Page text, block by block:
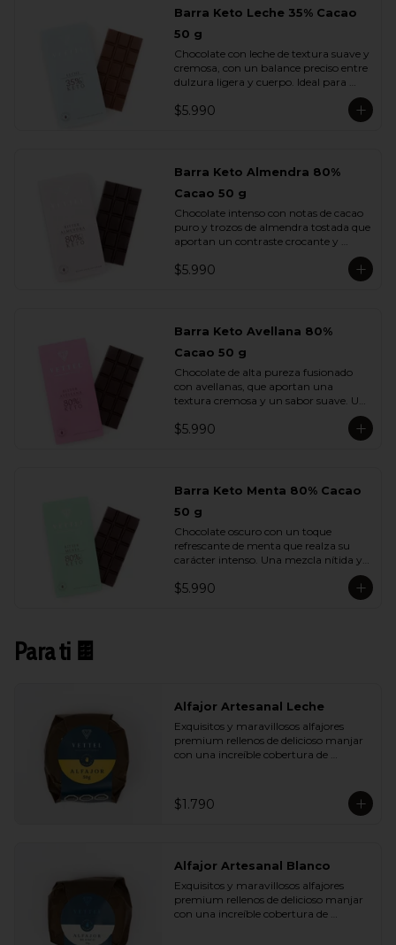
cacao en su estado más auténtico, con
natural. Una barra creada para
verdaderos amantes del cacao.
Barra Keto Leche 35% Cacao
50 g
Chocolate con leche de textura suave y
cremosa, con un balance preciso entre
dulzura ligera y cuerpo. Ideal para
quienes disfrutan del sabor del cacao
con leche sin perder la intensidad del
$5.990
Barra Keto Almendra 80%
Cacao 50 g
Chocolate intenso con notas de cacao
puro y trozos de almendra tostada que
aportan un contraste crocante y
equilibrada entre potencia y sutileza.
$5.990
Barra Keto Avellana 80%
Cacao 50 g
Chocolate de alta pureza fusionado
con avellanas, que aportan una
textura cremosa y un sabor suave. Un
equilibrio natural entre la fuerza del
cacao y la redondez de la nuez.
$5.990
Barra Keto Menta 80% Cacao
50 g
Chocolate oscuro con un toque
refrescante de menta que realza su
carácter intenso. Una mezcla nítida y
vibrante que aporta frescura sin restar
profundidad al cacao.
$5.990
Para ti 🍫
Alfajor Artesanal Leche
Exquisitos y maravillosos alfajores
premium rellenos de delicioso manjar
con una increíble cobertura de
$1.790
Alfajor Artesanal Blanco
Exquisitos y maravillosos alfajores
premium rellenos de delicioso manjar
con una increíble cobertura de